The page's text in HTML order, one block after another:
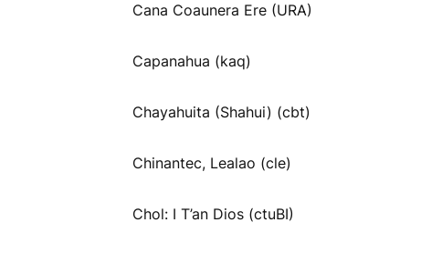
Cana Coaunera Ere (URA)
Capanahua (kaq)
Chayahuita (Shahui) (cbt)
Chinantec, Lealao (cle)
Chol: I T’an Dios (ctuBI)